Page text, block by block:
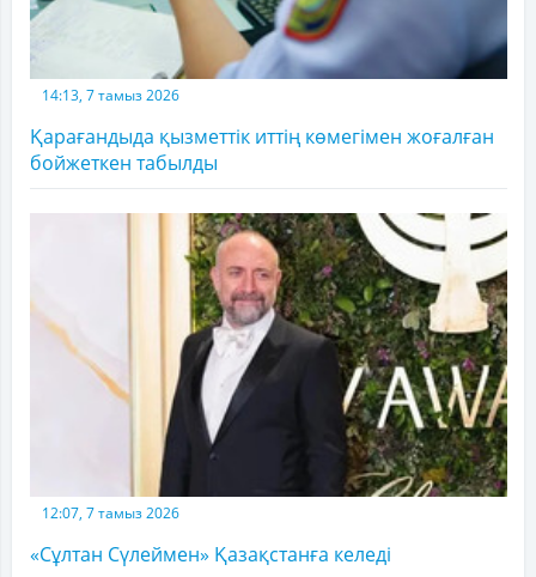
14:13, 7 тамыз 2026
Қарағандыда қызметтік иттің көмегімен жоғалған
бойжеткен табылды
12:07, 7 тамыз 2026
«Сұлтан Сүлеймен» Қазақстанға келеді